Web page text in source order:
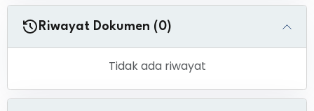
Riwayat Dokumen (0)
Tidak ada riwayat